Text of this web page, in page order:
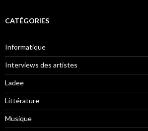
CATÉGORIES
Informatique
Interviews des artistes
Ladee
Littérature
Musique